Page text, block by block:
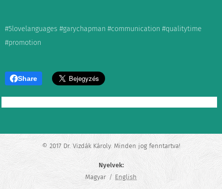
#5lovelanguages #garychapman #communication #qualitytime
#promotion
Share
© 2017 Dr. Vizdák Károly. Minden jog fenntartva!
Nyelvek
Magyar
English